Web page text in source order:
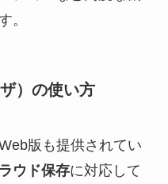
。
）の使い方
版も提供されてい
ウド保存に対応して